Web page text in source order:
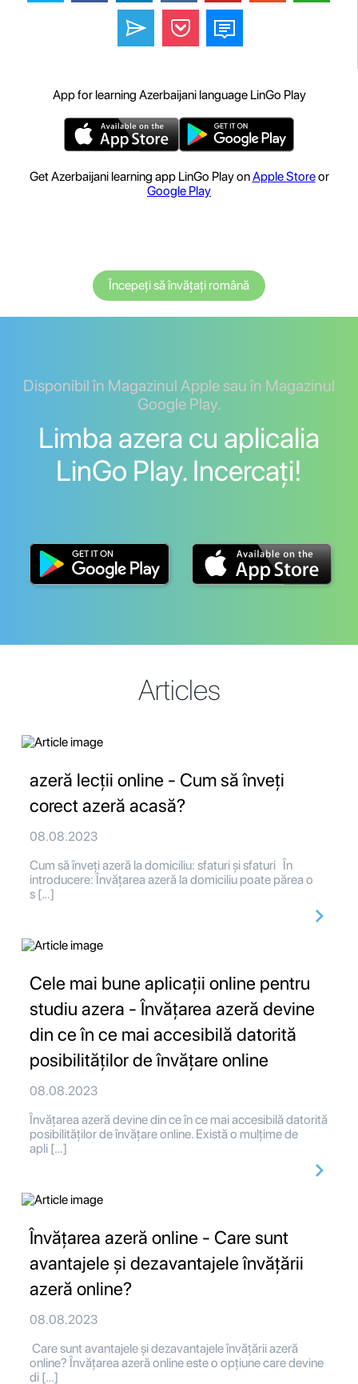
App for learning Azerbaijani language LinGo Play
Get Azerbaijani learning app LinGo Play onApple Storeor
Google Play
Începeți să învățați română
Disponibil în Magazinul Apple sau în Magazinul
Google Play.
Limba azera cu aplicalia
LinGo Play. Incercați!
Articles
azeră lecții online - Cum să înveți
corect azeră acasă?
08.08.2023
Cum să înveți azeră la domiciliu: sfaturi și sfaturi În
introducere: Învățarea azeră la domiciliu poate părea o
s […]
Cele mai bune aplicații online pentru
studiu azera - Învățarea azeră devine
din ce în ce mai accesibilă datorită
posibilităților de învățare online
08.08.2023
Învățarea azeră devine din ce în ce mai accesibilă datorită
posibilităților de învățare online. Există o mulțime de
apli […]
Învățarea azeră online - Care sunt
avantajele și dezavantajele învățării
azeră online?
08.08.2023
Care sunt avantajele și dezavantajele învățării azeră
online? Învățarea azeră online este o opțiune care devine
di […]